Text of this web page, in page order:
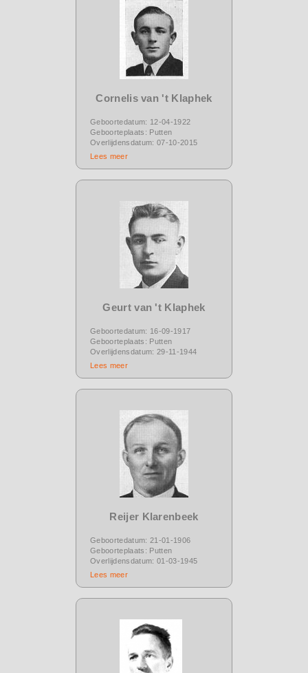
Cornelis van 't Klaphek
Geboortedatum: 12-04-1922
Geboorteplaats: Putten
Overlijdensdatum: 07-10-2015
Lees meer
Geurt van 't Klaphek
Geboortedatum: 16-09-1917
Geboorteplaats: Putten
Overlijdensdatum: 29-11-1944
Lees meer
Reijer Klarenbeek
Geboortedatum: 21-01-1906
Geboorteplaats: Putten
Overlijdensdatum: 01-03-1945
Lees meer